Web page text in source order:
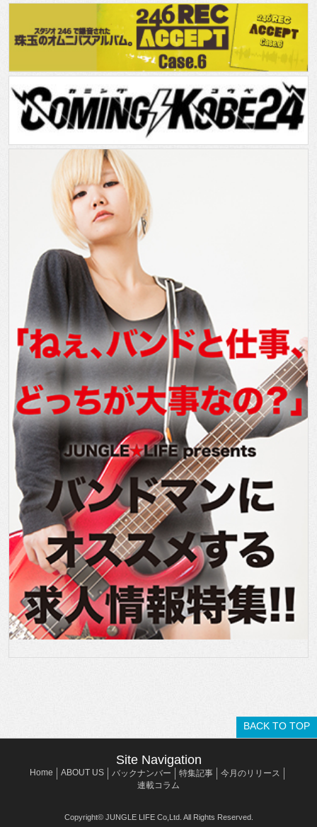
BACK TO TOP
Site Navigation
Home ABOUT US バックナンバー 特集記事
今月のリリース
連載コラム
Copyright© JUNGLE LIFE Co,Ltd. All Rights Reserved.